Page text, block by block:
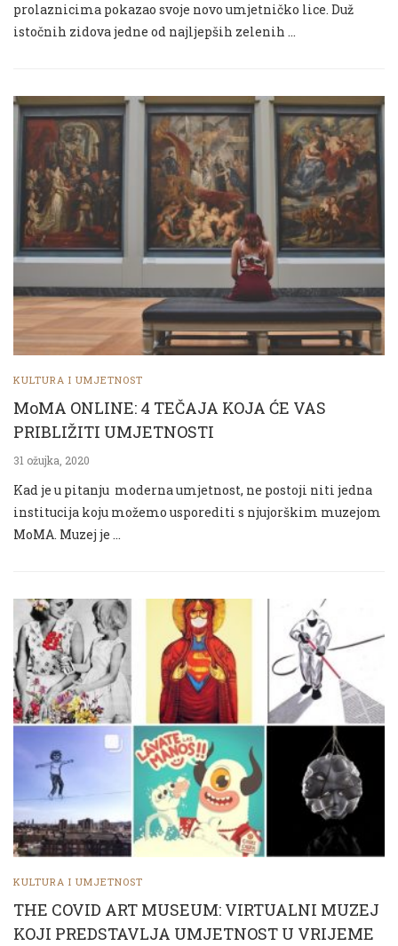
prolaznicima pokazao svoje novo umjetničko lice. Duž
istočnih zidova jedne od najljepših zelenih …
KULTURA I UMJETNOST
MoMA ONLINE: 4 TEČAJA KOJA ĆE VAS
PRIBLIŽITI UMJETNOSTI
31 ožujka, 2020
Kad je u pitanju moderna umjetnost, ne postoji niti jedna
institucija koju možemo usporediti s njujorškim muzejom
MoMA. Muzej je …
KULTURA I UMJETNOST
THE COVID ART MUSEUM: VIRTUALNI MUZEJ
KOJI PREDSTAVLJA UMJETNOST U VRIJEME